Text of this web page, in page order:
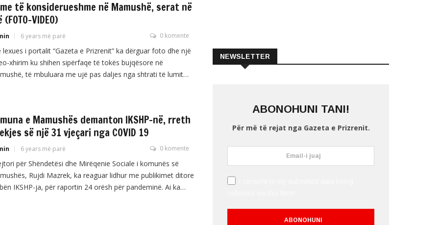
ose autoritetin […]
të konsiderueshme në Mamushë, serat në
(FOTO-VIDEO)
6 years më parë 0 komente
lexues i portalit “Gazeta e Prizrenit” ka dërguar foto dhe një
xhirim ku shihen sipërfaqe të tokës bujqësore në
të mbuluara me ujë pas daljes nga shtrati të lumit
e Mamushës demanton IKSHP-në, rreth
së një 31 vjeçari nga COVID 19
6 years më parë 0 komente
për Shëndetësi dhe Mirëqenie Sociale i komunës së
Rujdi Mazrek, ka reaguar lidhur me publikimet ditore
IKSHP-ja, për raportin 24 orësh për pandeminë. Ai ka
NEWSLETTER
ABONOHUNI TANI!
Për më të rejat nga Gazeta e Prizrenit.